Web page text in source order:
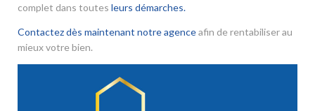
complet dans toutes leurs démarches.
Contactez dès maintenant notre agenceafin de rentabiliser au
mieux votre bien.